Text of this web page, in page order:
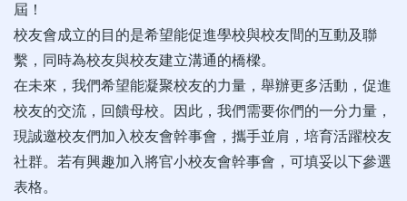
屆！
校友會成立的目的是希望能促進學校與校友間的互動及聯
繫，同時為校友與校友建立溝通的橋樑。
在未來，我們希望能凝聚校友的力量，舉辦更多活動，促進
校友的交流，回饋母校。因此，我們需要你們的一分力量，
現誠邀校友們加入校友會幹事會，攜手並肩，培育活躍校友
社群。若有興趣加入將官小校友會幹事會，可填妥以下參選
表格。